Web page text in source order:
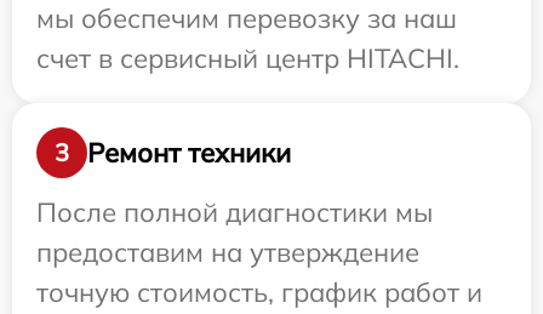
мы обеспечим перевозку за наш
счет в сервисный центр HITACHI.
3
Ремонт техники
После полной диагностики мы
предоставим на утверждение
точную стоимость, график работ и